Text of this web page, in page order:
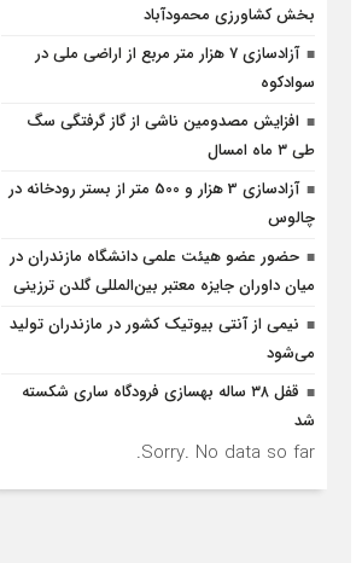
بخش کشاورزی محمودآباد
آزادسازی 7 هزار متر مربع از اراضی ملی در
سوادکوه
افزایش مصدومین ناشی از گاز گرفتگی سگ
طی ۳ ماه امسال
آزادسازی 3 هزار و 500 متر از بستر رودخانه در
چالوس
حضور عضو هیئت علمی دانشگاه مازندران در
میان داوران جایزه معتبر بین‌المللی گلدن ترزینی
نیمی از آنتی بیوتیک کشور در مازندران تولید
می‌شود
قفل ۳۸ ساله بهسازی فرودگاه ساری شکسته
شد
Sorry. No data so far.